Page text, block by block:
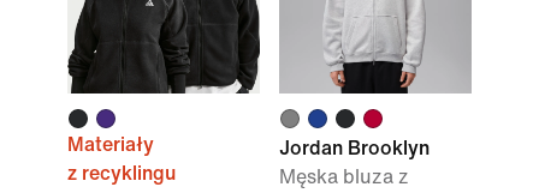
Materiały
z recyklingu
Jordan Brooklyn
Męska bluza z